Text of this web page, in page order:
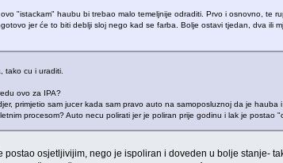
"istackam" haubu bi trebao malo temeljnije odraditi. Prvo i osnovno, te
jer će to biti deblji sloj nego kad se farba. Bolje ostavi tjedan, dva ili
tako cu i uraditi.
ovo za IPA?
primjetio sam jucer kada sam pravo auto na samoposluznoj da je
procesom? Auto necu polirati jer je poliran prije godinu i lak je postao
postao osjetljivijim, nego je ispoliran i doveden u bolje stanje-